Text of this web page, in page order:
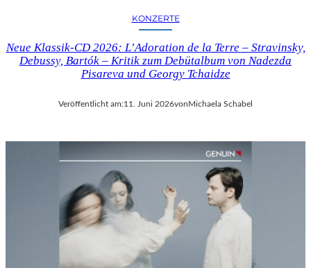
KONZERTE
Neue Klassik-CD 2026: L’Adoration de la Terre – Stravinsky,
Debussy, Bartók – Kritik zum Debütalbum von Nadezda
Pisareva und Georgy Tchaidze
Veröffentlicht am:11. Juni 2026vonMichaela Schabel